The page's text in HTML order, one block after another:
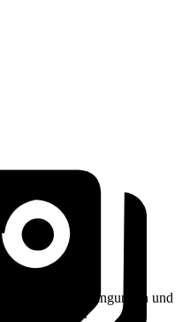
Rückgabebedingungen und